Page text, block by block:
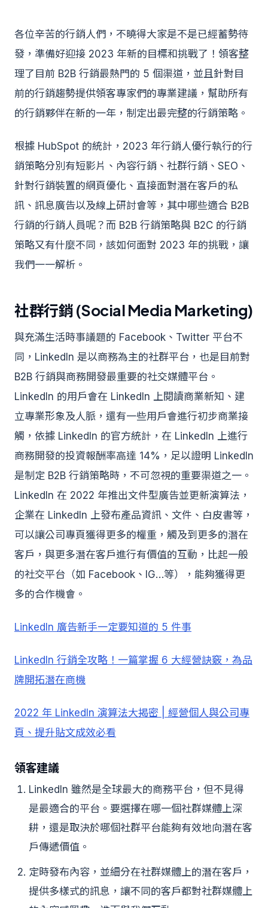
各位辛苦的行銷人們，不曉得大家是不是已經蓄勢待
發，準備好迎接 2023 年新的目標和挑戰了！領客整
理了目前 B2B 行銷最熱門的 5 個渠道，並且針對目
前的行銷趨勢提供領客專家們的專業建議，幫助所有
的行銷夥伴在新的一年，制定出最完整的行銷策略。
根據 HubSpot 的統計，2023 年行銷人優行執行的行
銷策略分別有短影片、內容行銷、社群行銷、SEO、
針對行銷裝置的網頁優化、直接面對潛在客戶的私
訊、訊息廣告以及線上研討會等，其中哪些適合 B2B
行銷的行銷人員呢？而 B2B 行銷策略與 B2C 的行銷
策略又有什麼不同，該如何面對 2023 年的挑戰，讓
我們一一解析。
社群行銷 (Social Media Marketing)
與充滿生活時事議題的 Facebook、Twitter 平台不
同，LinkedIn 是以商務為主的社群平台，也是目前對
B2B 行銷與商務開發最重要的社交媒體平台。
LinkedIn 的用戶會在 LinkedIn 上閱讀商業新知、建
立專業形象及人脈，還有一些用戶會進行初步商業接
觸，依據 LinkedIn 的官方統計，在 LinkedIn 上進行
商務開發的投資報酬率高達 14%，足以證明 LinkedIn
是制定 B2B 行銷策略時，不可忽視的重要渠道之一。
LinkedIn 在 2022 年推出文件型廣告並更新演算法，
企業在 LinkedIn 上發布產品資訊、文件、白皮書等，
可以讓公司專頁獲得更多的權重，觸及到更多的潛在
客戶，與更多潛在客戶進行有價值的互動，比起一般
的社交平台（如 Facebook、IG…等），能夠獲得更
多的合作機會。
LinkedIn 廣告新手一定要知道的 5 件事
LinkedIn 行銷全攻略！一篇掌握 6 大經營訣竅，為品
牌開拓潛在商機
2022 年 LinkedIn 演算法大揭密 | 經營個人與公司專
頁、提升貼文成效必看
領客建議
LinkedIn 雖然是全球最大的商務平台，但不見得
是最適合的平台。要選擇在哪一個社群媒體上深
耕，還是取決於哪個社群平台能夠有效地向潛在客
戶傳遞價值。
定時發布內容，並細分在社群媒體上的潛在客戶，
提供多樣式的訊息，讓不同的客戶都對社群媒體上